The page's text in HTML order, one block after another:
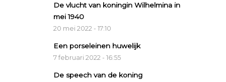
De vlucht van koningin Wilhelmina in
mei 1940
20 mei 2022 - 17:10
Een porseleinen huwelijk
7 februari 2022 - 16:55
De speech van de koning